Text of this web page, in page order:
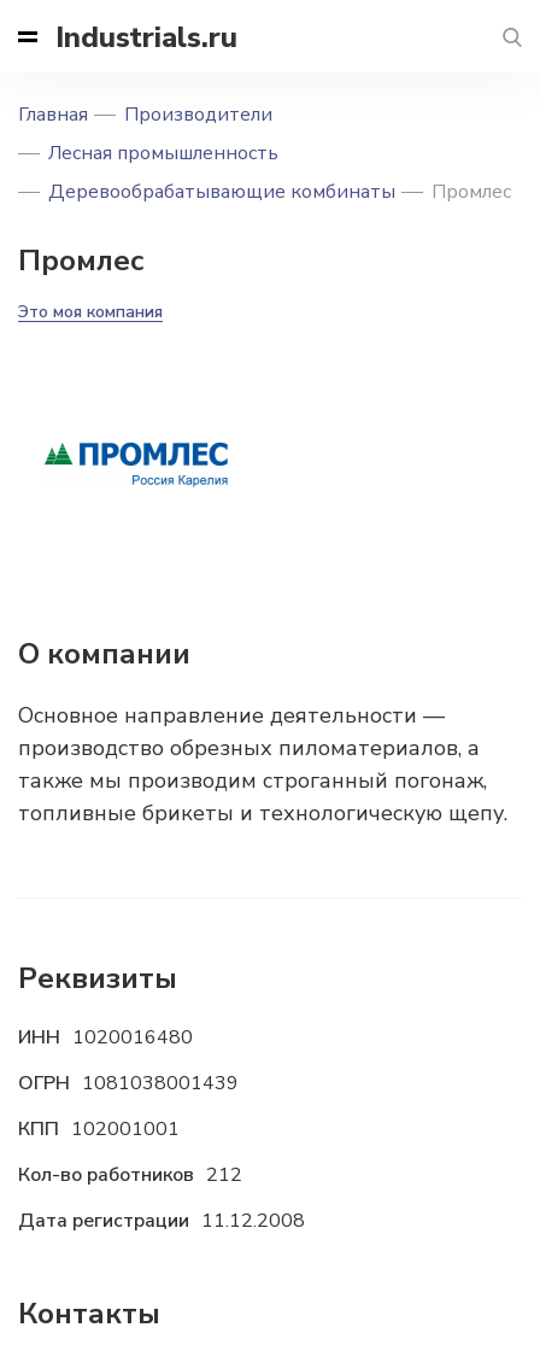
Industrials.ru
Главная
Производители
Лесная промышленность
Деревообрабатывающие комбинаты
Промлес
Промлес
Это моя компания
О компании
Основное направление деятельности —
производство обрезных пиломатериалов, а
также мы производим строганный погонаж,
топливные брикеты и технологическую щепу.
Реквизиты
ИНН 1020016480
ОГРН 1081038001439
КПП 102001001
Кол-во работников 212
Дата регистрации 11.12.2008
Контакты